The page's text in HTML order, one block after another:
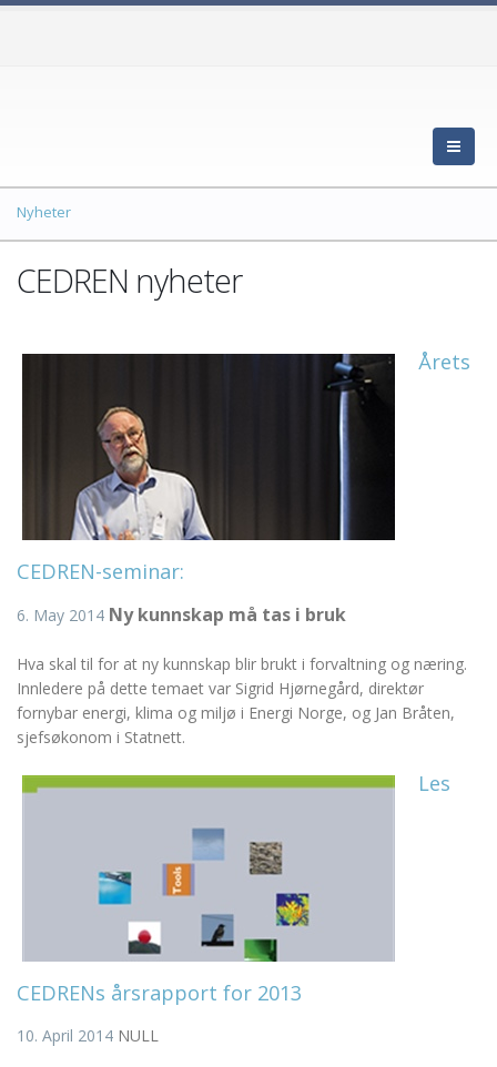
Nyheter
CEDREN nyheter
Årets
CEDREN-seminar:
6. May 2014 Ny kunnskap må tas i bruk
Hva skal til for at ny kunnskap blir brukt i forvaltning og næring.
Innledere på dette temaet var Sigrid Hjørnegård, direktør
fornybar energi, klima og miljø i Energi Norge, og Jan Bråten,
sjefsøkonom i Statnett.
Les
CEDRENs årsrapport for 2013
10. April 2014 NULL